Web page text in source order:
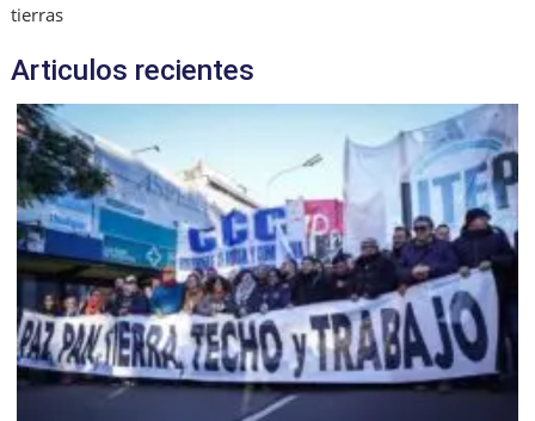
tierras
Articulos recientes